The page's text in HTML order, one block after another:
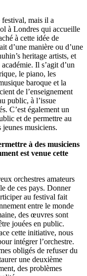
mais il a
à Londres qui accueille
à cette idée de
d’une manière ou d’une
heritage artists, et
Il s’agit d’un
le piano, les
baroque et la
de l’enseignement
public, à l’issue
C’est également un
et de permettre au
musiciens.
à des musiciens
est venue cette
orchestres amateurs
de ces pays. Donner
au festival fait
entre le monde
des œuvres sont
jouées en public.
cette initiative, nous
intégrer l’orchestre.
obligés de refuser du
une deuxième
des problèmes